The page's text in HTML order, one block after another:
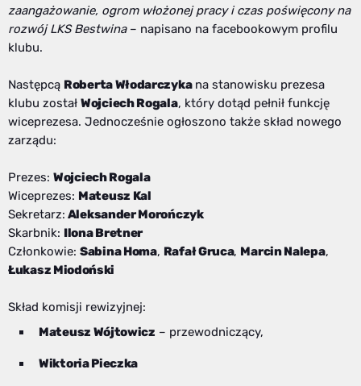
zaangażowanie, ogrom włożonej pracy i czas poświęcony na
rozwój LKS Bestwina– napisano na facebookowym profilu
klubu.
Następcą Roberta Włodarczykana stanowisku prezesa
klubu został Wojciech Rogala, który dotąd pełnił funkcję
wiceprezesa. Jednocześnie ogłoszono także skład nowego
zarządu:
Prezes: Wojciech Rogala
Wiceprezes: Mateusz Kal
Sekretarz: Aleksander Morończyk
Skarbnik: Ilona Bretner
Członkowie: Sabina Homa, Rafał Gruca, Marcin Nalepa,
Łukasz Miodoński
Skład komisji rewizyjnej:
Mateusz Wójtowicz – przewodniczący,
Wiktoria Pieczka